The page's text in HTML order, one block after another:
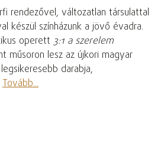
rendezővel, változatlan társulattal
készül színházunk a jövő évadra.
operett 3:1 a szerelem
műsoron lesz az újkori magyar
darabja,
Tovább...